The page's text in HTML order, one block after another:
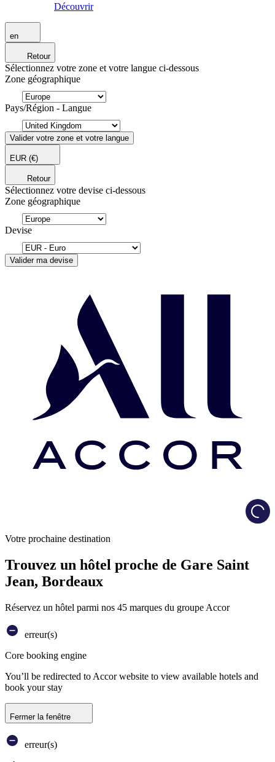
Découvrir
en
Retour
Sélectionnez votre zone et votre langue ci-dessous
Zone géographique
Pays/Région - Langue
Valider votre zone et votre langue
EUR (€)
Retour
Sélectionnez votre devise ci-dessous
Zone géographique
Devise
Valider ma devise
Votre prochaine destination
Trouvez un hôtel proche de Gare Saint
Jean, Bordeaux
Réservez un hôtel parmi nos 45 marques du groupe Accor
erreur(s)
Core booking engine
You’ll be redirected to Accor website to view available hotels and
book your stay
Fermer la fenêtre
erreur(s)